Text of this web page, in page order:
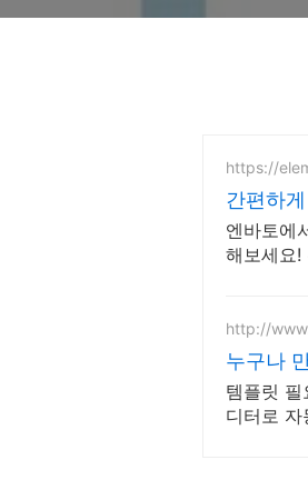
https://
간편하
엔바토에
해보세요!
http://
누구나
템플릿
디터로 자